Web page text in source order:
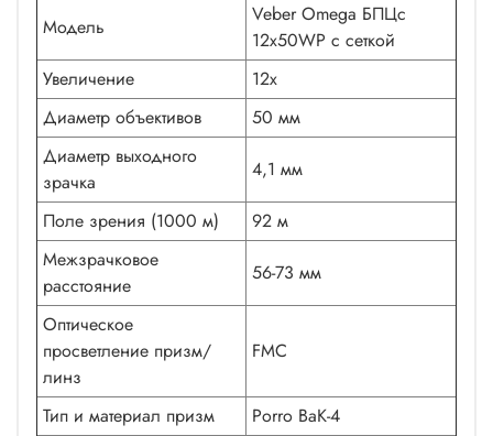
Модель
Veber Omega БПЦс
12x50WP с сеткой
Увеличение
12х
Диаметр объективов
50 мм
Диаметр выходного
зрачка
4,1 мм
Поле зрения (1000 м)
92 м
Межзрачковое
расстояние
56-73 мм
Оптическое
просветление призм/
линз
FMC
Тип и материал призм Porro ВаК-4